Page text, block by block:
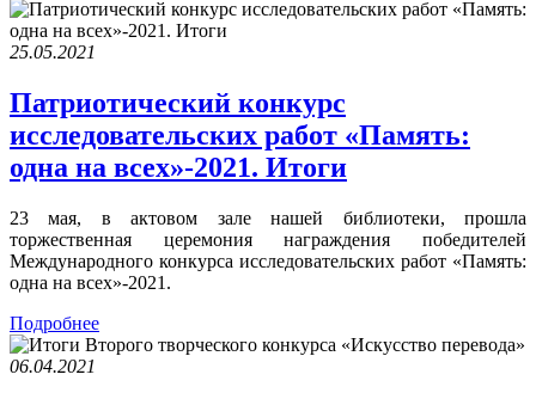
25.05.2021
Патриотический конкурс
исследовательских работ «Память:
одна на всех»-2021. Итоги
23 мая, в актовом зале нашей библиотеки, прошла
торжественная церемония награждения победителей
Международного конкурса исследовательских работ «Память:
одна на всех»-2021.
Подробнее
06.04.2021